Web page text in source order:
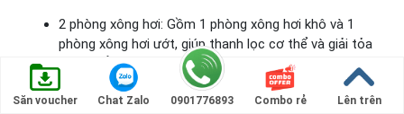
2 phòng xông hơi: Gồm 1 phòng xông hơi khô và 1
phòng xông hơi ướt, giúp thanh lọc cơ thể và giải tỏa
căng thẳng.
Khu vực locker: Dành riêng để cất giữ tư trang cá
nhân, đảm bảo sự riêng tư và an toàn cho khách.
Săn voucher Chat Zalo 0901776893 Combo rẻ Lên trên